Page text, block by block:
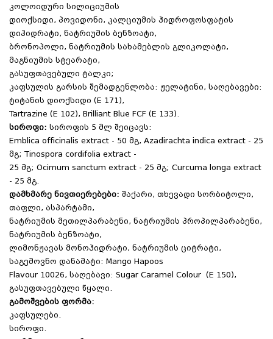
კოლოიდური სილიციუმის
დიოქსიდი, პოვიდონი, კალციუმის ჰიდროფოსფატის
დიჰიდრატი, ნატრიუმის ბენზოატი,
ბრონოპოლი, ნატრიუმის სახამებლის გლიკოლატი,
მაგნიუმის სტეარატი,
გასუფთავებული ტალკი;
კაფსულის გარსის შემადგენლობა: ჟელატინი, საღებავები:
ტიტანის დიოქსიდი (E 171),
Tartrazine (E 102), Brilliant Blue FCF (E 133).
სიროფი: სიროფის 5 მლ შეიცავს:
Emblica officinalis extract - 50 მგ, Azadirachta indica extract - 25
მგ; Tinospora cordifolia extract -
25 მგ; Ocimum sanctum extract - 25 მგ; Curcuma longa extract
- 25 მგ.
დამხმარე ნივთიერებები: შაქარი, თხევადი სორბიტოლი,
თაფლი, ასპარტამი,
ნატრიუმის მეთილპარაბენი, ნატრიუმის პროპილპარაბენი,
ნატრიუმის ბენზოატი,
ლიმონჟავას მონოჰიდრატი, ნატრიუმის ციტრატი,
საგემოვნო დანამატი: Mango Hapoos
Flavour 10026, საღებავი: Sugar Caramel Colour (E 150),
გასუფთავებული წყალი.
გამოშვების ფორმა:
კაფსულები.
სიროფი.